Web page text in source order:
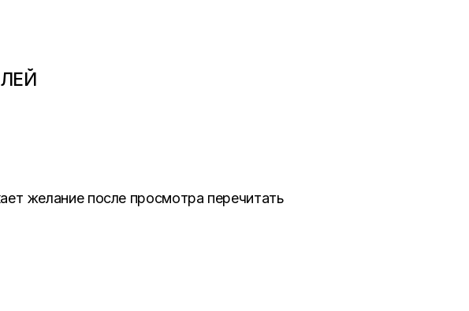
желание после просмотра перечитать